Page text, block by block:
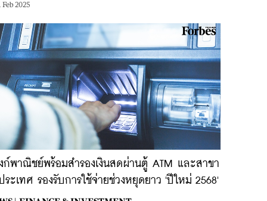
Feb 2025
ก์พาณิชย์พร้อมสำรองเงินสดผ่านตู้ ATM และสาขา
ระเทศ รองรับการใช้จ่ายช่วงหยุดยาว 'ปีใหม่ 2568'